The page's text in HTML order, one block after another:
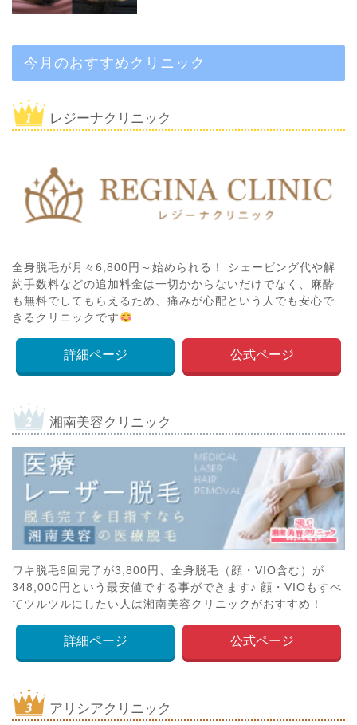
今月のおすすめクリニック
レジーナクリニック
全身脱毛が月々6,800円～始められる！ シェービング代や解
約手数料などの追加料金は一切かからないだけでなく、麻酔
も無料でしてもらえるため、痛みが心配という人でも安心で
きるクリニックです
詳細ページ 公式ページ
湘南美容クリニック
ワキ脱毛6回完了が3,800円、全身脱毛（顔・VIO含む）が
348,000円という最安値でする事ができます♪ 顔・VIOもすべ
てツルツルにしたい人は湘南美容クリニックがおすすめ！
詳細ページ 公式ページ
アリシアクリニック